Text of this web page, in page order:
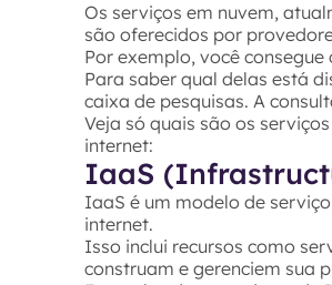
Os serviços em nuvem,
são oferecidos por
Por exemplo, você
Para saber qual delas está
caixa de pesquisas. A
Veja só quais são os
internet:
IaaS
IaaS é um modelo de
internet.
Isso inclui recursos como
construam e gerenciem sua